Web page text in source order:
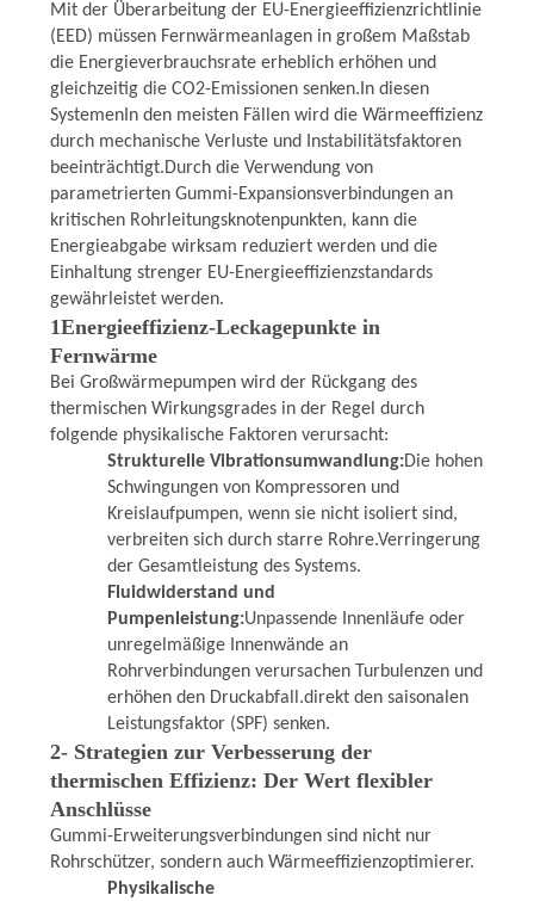
NACHRICHTEN
FORDERN
SIE EIN
ZITAT
SITEMAP
DATENSCHUTZRICHTLINIE
Mit der Überarbeitung der EU-Energieeffizienzrichtlinie
(EED) müssen Fernwärmeanlagen in großem Maßstab
die Energieverbrauchsrate erheblich erhöhen und
gleichzeitig die CO2-Emissionen senken.In diesen
SystemenIn den meisten Fällen wird die Wärmeeffizienz
durch mechanische Verluste und Instabilitätsfaktoren
beeinträchtigt.Durch die Verwendung von
parametrierten Gummi-Expansionsverbindungen an
kritischen Rohrleitungsknotenpunkten, kann die
Energieabgabe wirksam reduziert werden und die
Einhaltung strenger EU-Energieeffizienzstandards
gewährleistet werden.
1Energieeffizienz-Leckagepunkte in
Fernwärme
Bei Großwärmepumpen wird der Rückgang des
thermischen Wirkungsgrades in der Regel durch
folgende physikalische Faktoren verursacht:
Strukturelle Vibrationsumwandlung:Die hohen
Schwingungen von Kompressoren und
Kreislaufpumpen, wenn sie nicht isoliert sind,
verbreiten sich durch starre Rohre.Verringerung
der Gesamtleistung des Systems.
Fluidwiderstand und
Pumpenleistung:Unpassende Innenläufe oder
unregelmäßige Innenwände an
Rohrverbindungen verursachen Turbulenzen und
erhöhen den Druckabfall.direkt den saisonalen
Leistungsfaktor (SPF) senken.
2- Strategien zur Verbesserung der
thermischen Effizienz: Der Wert flexibler
Anschlüsse
Gummi-Erweiterungsverbindungen sind nicht nur
Rohrschützer, sondern auch Wärmeeffizienzoptimierer.
Physikalische